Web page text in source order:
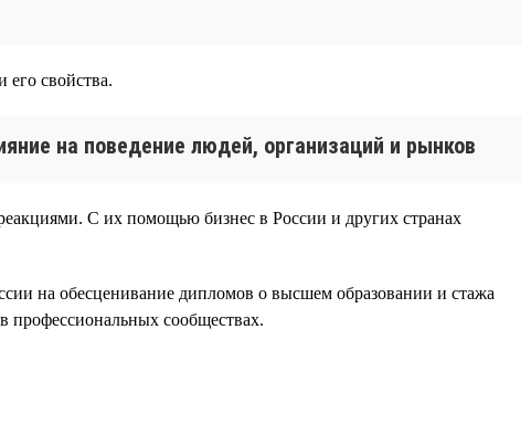
свойства.
на поведение людей, организаций и рынков
С их помощью бизнес в России и других странах
на обесценивание дипломов о высшем образовании и стажа
профессиональных сообществах.